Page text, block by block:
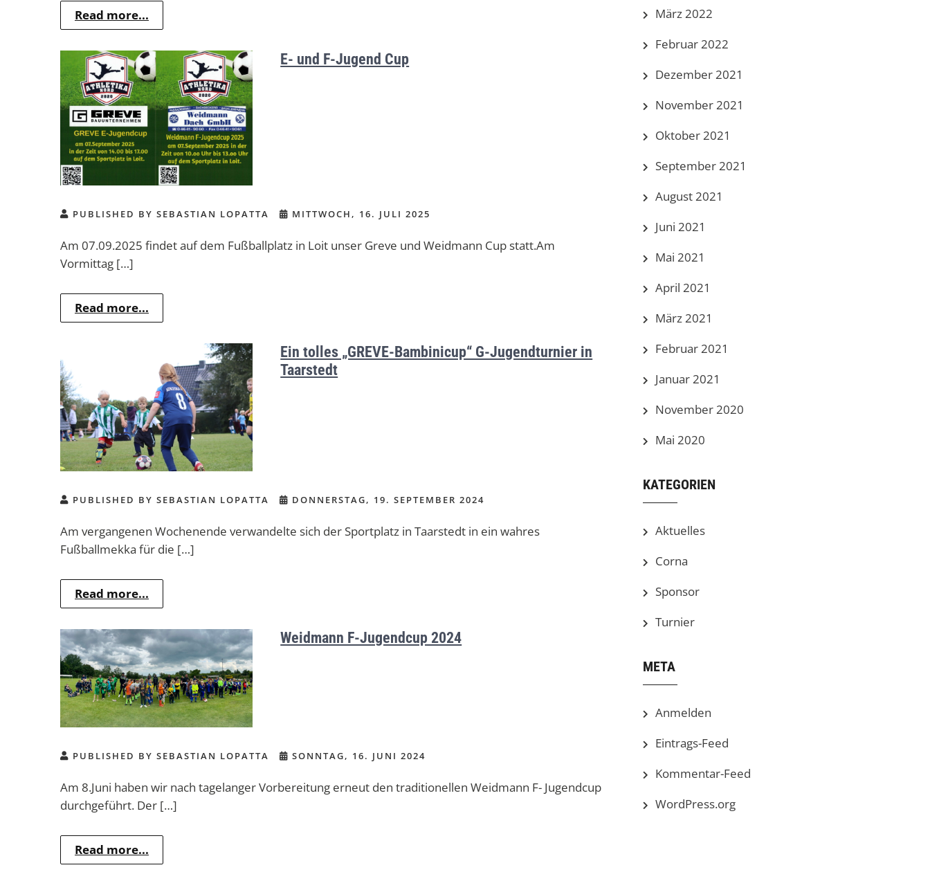
Read more...
E- und F-Jugend Cup
PUBLISHED BY SEBASTIAN LOPATTA MITTWOCH, 16. JULI 2025
Am 07.09.2025 findet auf dem Fußballplatz in Loit unser Greve und Weidmann Cup statt.Am
Vormittag […]
Read more...
Ein tolles „GREVE-Bambinicup“ G-Jugendturnier in
Taarstedt
PUBLISHED BY SEBASTIAN LOPATTA DONNERSTAG, 19. SEPTEMBER 2024
Am vergangenen Wochenende verwandelte sich der Sportplatz in Taarstedt in ein wahres
Fußballmekka für die […]
Read more...
Weidmann F-Jugendcup 2024
PUBLISHED BY SEBASTIAN LOPATTA SONNTAG, 16. JUNI 2024
Am 8.Juni haben wir nach tagelanger Vorbereitung erneut den traditionellen Weidmann F- Jugendcup
durchgeführt. Der […]
Read more...
März 2022
Februar 2022
Dezember 2021
November 2021
Oktober 2021
September 2021
August 2021
Juni 2021
Mai 2021
April 2021
März 2021
Februar 2021
Januar 2021
November 2020
Mai 2020
KATEGORIEN
Aktuelles
Corna
Sponsor
Turnier
META
Anmelden
Eintrags-Feed
Kommentar-Feed
WordPress.org